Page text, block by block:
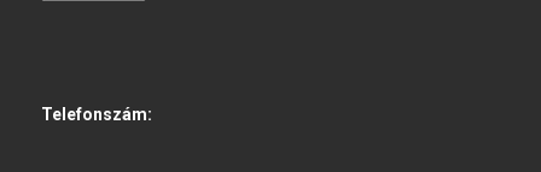
Telefonszám: